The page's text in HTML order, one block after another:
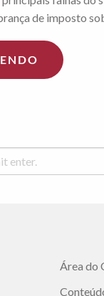
de imposto
Área do